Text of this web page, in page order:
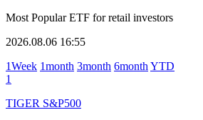
Most Popular ETF for retail investors
2026.08.06 16:55
1Week 1month 3month 6month YTD
1
TIGER S&P500